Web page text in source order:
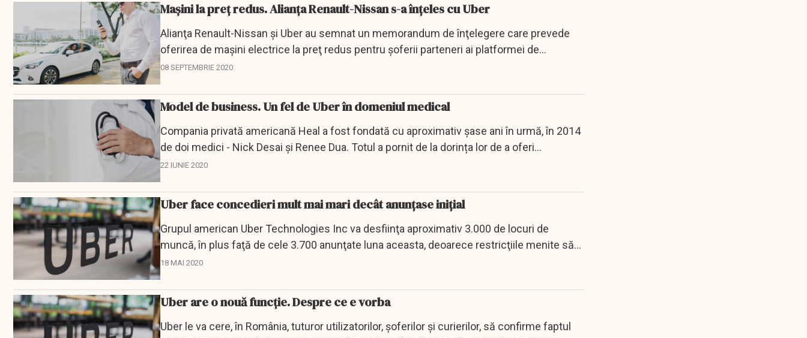
Mașini la preț redus. Alianța Renault-Nissan s-a înțeles cu Uber
Alianţa Renault-Nissan şi Uber au semnat un memorandum de înţelegere care prevede
oferirea de maşini electrice la preţ redus pentru şoferii parteneri ai platformei de
mobilitate, se...
08 SEPTEMBRIE 2020
Model de business. Un fel de Uber în domeniul medical
Compania privată americană Heal a fost fondată cu aproximativ șase ani în urmă, în 2014
de doi medici - Nick Desai și Renee Dua. Totul a pornit de la dorința lor de a oferi
asistență...
22 IUNIE 2020
Uber face concedieri mult mai mari decât anunțase inițial
Grupul american Uber Technologies Inc va desfiinţa aproximativ 3.000 de locuri de
muncă, în plus faţă de cele 3.700 anunţate luna aceasta, deoarece restricţiile menite să
oprească...
18 MAI 2020
Uber are o nouă funcție. Despre ce e vorba
Uber le va cere, în România, tuturor utilizatorilor, şoferilor şi curierilor, să confirme faptul